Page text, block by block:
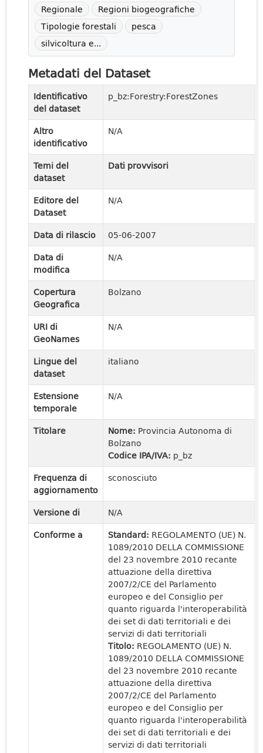
Regionale
Regioni biogeografiche
Tipologie forestali
pesca
silvicoltura e...
Metadati del Dataset
Identificativo
del dataset
p_bz:Forestry:ForestZones
Altro
identificativo
N/A
Temi del
dataset
Dati provvisori
Editore del
Dataset
N/A
Data di rilascio
05-06-2007
Data di
modifica
N/A
Copertura
Geografica
Bolzano
URI di
GeoNames
N/A
Lingue del
dataset
italiano
Estensione
temporale
N/A
Titolare Nome: Provincia Autonoma di
Bolzano
Codice IPA/IVA: p_bz
Frequenza di
aggiornamento
sconosciuto
Versione di
N/A
Conforme a
Standard: REGOLAMENTO (UE) N.
1089/2010 DELLA COMMISSIONE
del 23 novembre 2010 recante
attuazione della direttiva
2007/2/CE del Parlamento
europeo e del Consiglio per
quanto riguarda l'interoperabilità
dei set di dati territoriali e dei
servizi di dati territoriali
Titolo: REGOLAMENTO (UE) N.
1089/2010 DELLA COMMISSIONE
del 23 novembre 2010 recante
attuazione della direttiva
2007/2/CE del Parlamento
europeo e del Consiglio per
quanto riguarda l'interoperabilità
dei set di dati territoriali e dei
servizi di dati territoriali